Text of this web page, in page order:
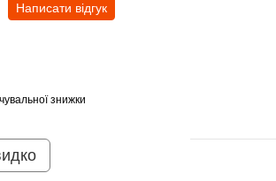
Написати відгук
знижки